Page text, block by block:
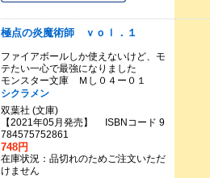
極点の炎魔術師 ｖｏｌ．１
ファイアボールしか使えないけど、モ
テたい一心で最強になりました
モンスター文庫 Ｍし０４ー０１
シクラメン
双葉社 (文庫)
【2021年05月発売】 ISBNコード 9
784575752861
748円
在庫状況：品切れのためご注文いただ
けません